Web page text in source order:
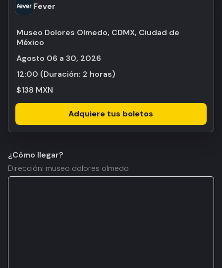
Fever
Museo Dolores Olmedo, CDMX, Ciudad de
México
agosto 06 a 30, 2026
12:00 (Duración: 2 horas)
$138 MXN
Adquiere tus boletos
¿Cómo llegar?
Dirección: museo dolores olmedo